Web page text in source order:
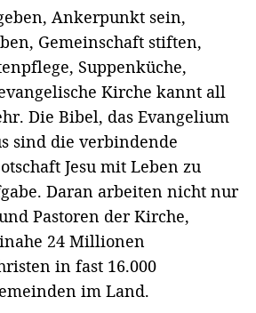
Ankerpunkt sein,
Gemeinschaft stiften,
Suppenküche,
Kirche kannt all
Die Bibel, das Evangelium
sind die verbindende
Jesu mit Leben zu
Daran arbeiten nicht nur
Pastoren der Kirche,
24 Millionen
in fast 16.000
im Land.